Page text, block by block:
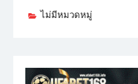
ไม่มีหมวดหมู่